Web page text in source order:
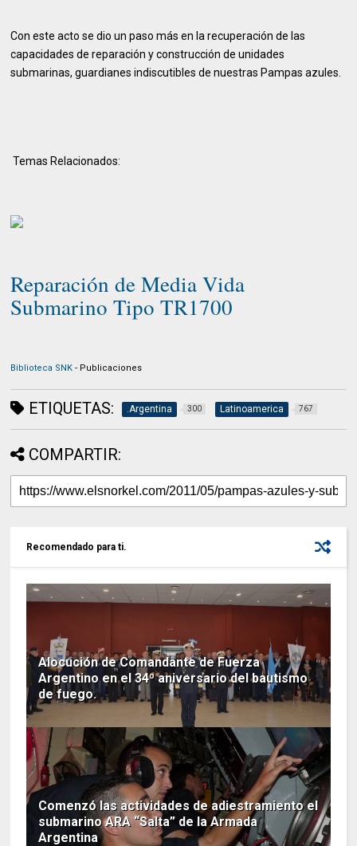
Con este acto se dio un paso más en la recuperación de las
capacidades de reparación y construcción de unidades
submarinas, guardianes indiscutibles de nuestras Pampas azules.
Temas Relacionados:
Reparación de Media Vida
Submarino Tipo TR1700
Biblioteca SNK- Publicaciones
ETIQUETAS: .Argentina 300 Latinoamerica 767
COMPARTIR:
Recomendado para ti.
Alocución de Comandante de Fuerza
Argentino en el 34º aniversario del bautismo
de fuego.
Comenzó las actividades de adiestramiento el
submarino ARA “Salta” de la Armada
Argentina